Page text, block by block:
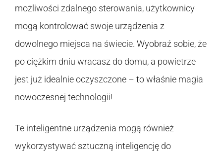
możliwości zdalnego sterowania, użytkownicy
mogą kontrolować swoje urządzenia z
dowolnego miejsca na świecie. Wyobraź sobie, że
po ciężkim dniu wracasz do domu, a powietrze
jest już idealnie oczyszczone – to właśnie magia
nowoczesnej technologii!
Te inteligentne urządzenia mogą również
wykorzystywać sztuczną inteligencję do